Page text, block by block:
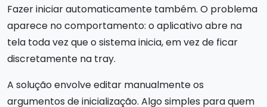
Fazer iniciar automaticamente também. O problema
aparece no comportamento: o aplicativo abre na
tela toda vez que o sistema inicia, em vez de ficar
discretamente na tray.
A solução envolve editar manualmente os
argumentos de inicialização. Algo simples para quem